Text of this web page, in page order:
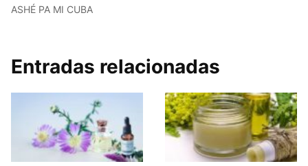
ASHÉ PA MI CUBA
Entradas relacionadas